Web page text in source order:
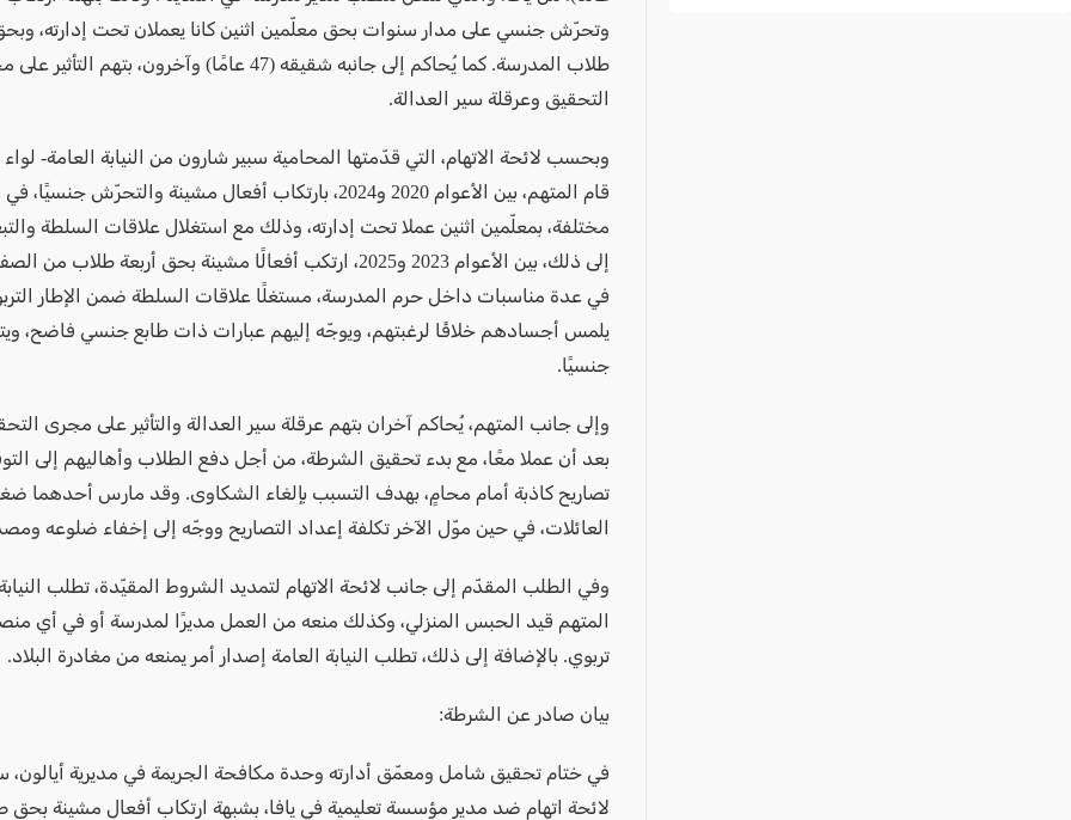
وتحرّش جنسي على مدار سنوات بحق معلّمين اثنين كانا يعملان تحت إدارته،
طلاب المدرسة. كما يُحاكم إلى جانبه شقيقه (47 عامًا) وآخرون، بتهم
التحقيق وعرقلة سير العدالة.
وبحسب لائحة الاتهام، التي قدّمتها المحامية سبير شارون من النيابة العامة-
قام المتهم، بين الأعوام 2020 و2024، بارتكاب أفعال مشينة والتحرّش
مختلفة، بمعلّمين اثنين عملا تحت إدارته، وذلك مع استغلال علاقات السلطة
إلى ذلك، بين الأعوام 2023 و2025، ارتكب أفعالًا مشينة بحق أربعة
في عدة مناسبات داخل حرم المدرسة، مستغلًا علاقات السلطة ضمن الإطار
يلمس أجسادهم خلافًا لرغبتهم، ويوجّه إليهم عبارات ذات طابع جنسي فاضح،
جنسيًا.
وإلى جانب المتهم، يُحاكم آخران بتهم عرقلة سير العدالة والتأثير على مجرى
بعد أن عملا معًا، مع بدء تحقيق الشرطة، من أجل دفع الطلاب وأهاليهم إلى
تصاريح كاذبة أمام محامٍ، بهدف التسبب بإلغاء الشكاوى. وقد مارس أحدهما
العائلات، في حين موّل الآخر تكلفة إعداد التصاريح ووجّه إلى إخفاء ضلوعه
وفي الطلب المقدّم إلى جانب لائحة الاتهام لتمديد الشروط المقيّدة، تطلب النيابة
المتهم قيد الحبس المنزلي، وكذلك منعه من العمل مديرًا لمدرسة أو في أي
تربوي. بالإضافة إلى ذلك، تطلب النيابة العامة إصدار أمر يمنعه من مغادرة البلاد.
بيان صادر عن الشرطة:
في ختام تحقيق شامل ومعمّق أدارته وحدة مكافحة الجريمة في مديرية أيالون،
لائحة اتهام ضد مدير مؤسسة تعليمية في يافا، بشبهة ارتكاب أفعال مشينة بحق